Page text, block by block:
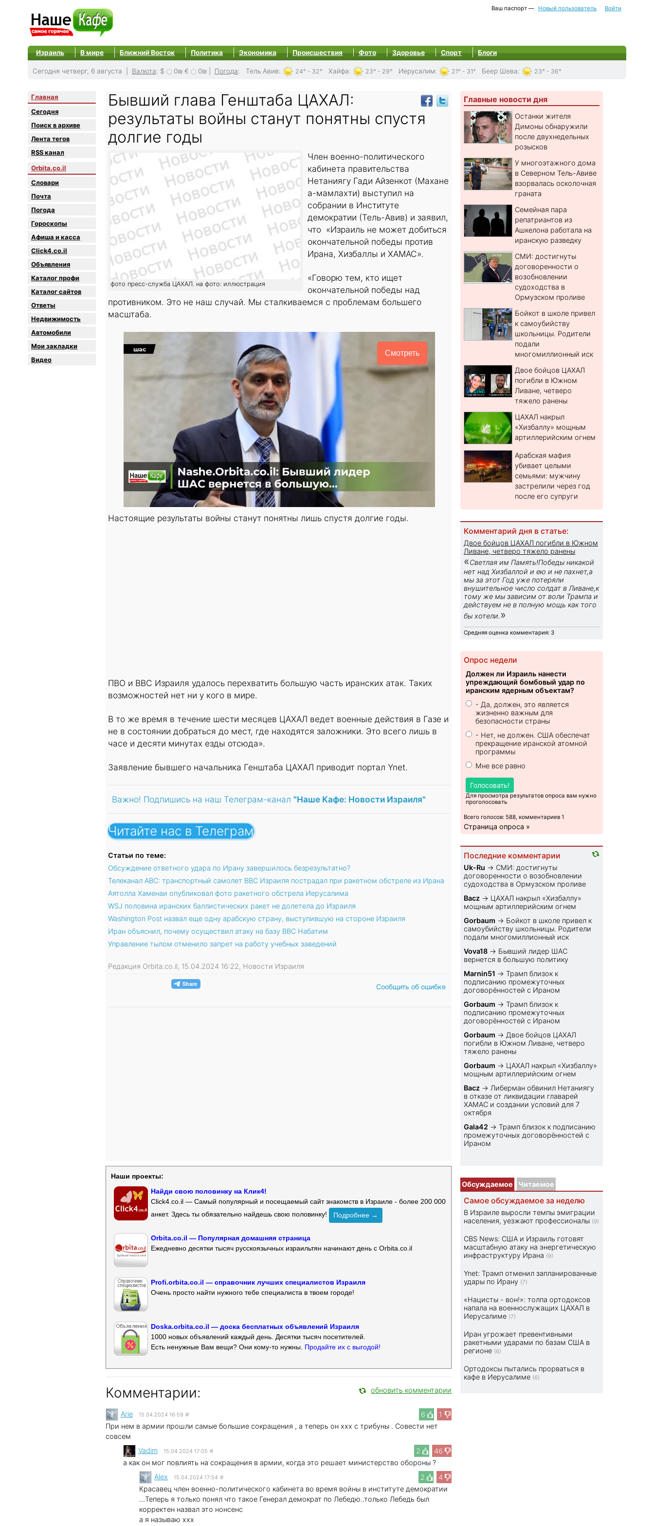
Ваш паспорт — Новый пользователь Войти
Израиль В мире Ближний Восток Политика Экономика Происшествия Фото Здоровье Спорт Блоги
Сегодня четверг, 6 августа | Валюта: $ 0₪ € 0₪ Погода: Тель Авив: 24° - 32° Хайфа: 23° - 29° Иерусалим: 21° - 31° Беер Шева: 23° - 36°
Главная
Сегодня
Поиск в архиве
Лента тегов
RSS канал
Orbita.co.il
Словари
Почта
Погода
Гороскопы
Афиша и касса
Click4.co.il
Объявления
Каталог профи
Каталог сайтов
Oтветы
Недвижимость
Автомобили
Мои закладки
Видео
Бывший глава Генштаба ЦАХАЛ:
результаты войны станут понятны спустя
долгие годы
фото пресс-служба ЦАХАЛ. на фото: иллюстрация
Член военно-политического
кабинета правительства
Нетаниягу Гади Айзенкот (Махане
а-мамлахти) выступил на
собрании в Институте
демократии (Тель-Авив) и заявил,
что «Израиль не может добиться
окончательной победы против
Ирана, Хизбаллы и ХАМАС».
«Говорю тем, кто ищет
окончательной победы над
противником. Это не наш случай. Мы сталкиваемся с проблемам большего
масштаба.
Смотреть
Настоящие результаты войны станут понятны лишь спустя долгие годы.
ПВО и ВВС Израиля удалось перехватить большую часть иранских атак. Таких
возможностей нет ни у кого в мире.
В то же время в течение шести месяцев ЦАХАЛ ведет военные действия в Газе и
не в состоянии добраться до мест, где находятся заложники. Это всего лишь в
часе и десяти минутах езды отсюда».
Заявление бывшего начальника Генштаба ЦАХАЛ приводит портал Ynet.
Важно! Подпишись на наш Телеграм-канал "Наше Кафе: Новости Израиля"
Читайте нас в Телеграм
Статьи по теме:
Обсуждение ответного удара по Ирану завершилось безрезультатно?
Телеканал ABC: транспортный самолет ВВС Израиля пострадал при ракетном обстреле из Ирана
Аятолла Хаменаи опубликовал фото ракетного обстрела Иерусалима
WSJ половина иранских баллистических ракет не долетела до Израиля
Washington Post назвал еще одну арабскую страну, выступившую на стороне Израиля
Иран объяснил, почему осуществил атаку на базу ВВС Набатим
Управление тылом отменило запрет на работу учебных заведений
Редакция Orbita.co.il, 15.04.2024 16:22, Новости Израиля
Сообщить об ошибке
Наши проекты:
Найди свою половинку на Клик4!
Click4.co.il — Самый популярный и посещаемый сайт знакомств в Израиле - более 200 000
анкет. Здесь ты обязательно найдешь свою половинку!
Подробнее →
Orbita.co.il — Популярная домашняя страница
Ежедневно десятки тысяч русскоязычных израильтян начинают день с Orbita.co.il
Profi.orbita.co.il — справочник лучших специалистов Израиля
Очень просто найти нужного тебе специалиста в твоем городе!
Doska.orbita.co.il — доска бесплатных объявлений Израиля
1000 новых объявлений каждый день. Десятки тысяч посетителей.
Есть ненужные Вам вещи? Они кому-то нужны. Продайте их с выгодой!
Комментарии: обновить комментарии
6 1
Arie 15.04.2024 16:59 #
При нем в армии прошли самые большие сокращения , а теперь он xxx с трибуны . Совести нет
совсем
2
46
Vadim 15.04.2024 17:05 #
а как он мог повлиять на сокращения в армии, когда это решает министерство обороны ?
2
4
Alex 15.04.2024 17:54 #
Красавец член военно-политического кабинета во время войны в институте демократии
...Теперь я только понял что такое Генерал демократ по Лебедю..только Лебедь был
корректен назвал это нонсенс
а я называю xxx
Главные новости дня
Останки жителя
Димоны обнаружили
после двухнедельных
розысков
У многоэтажного дома
в Северном Тель-Авиве
взорвалась осколочная
граната
Семейная пара
репатриантов из
Ашкелона работала на
иранскую разведку
СМИ: достигнуты
договоренности о
возобновлении
судоходства в
Ормузском проливе
Бойкот в школе привел
к самоубийству
школьницы. Родители
подали
многомиллионный иск
Двое бойцов ЦАХАЛ
погибли в Южном
Ливане, четверо
тяжело ранены
ЦАХАЛ накрыл
«Хизбаллу» мощным
артиллерийским огнем
Арабская мафия
убивает целыми
семьями: мужчину
застрелили через год
после его супруги
Комментарий дня в статье:
Двое бойцов ЦАХАЛ погибли в Южном
Ливане, четверо тяжело ранены
«Светлая им Память!Победы никакой
нет над Хизбаллой и ею и не пахнет,а
мы за этот Год уже потеряли
внушительное число солдат в Ливане,к
тому же мы зависим от воли Трампа и
действуем не в полную мощь как того
бы хотели. »
Средняя оценка комментария: 3
Опрос недели
Должен ли Израиль нанести
упреждающий бомбовый удар по
иранским ядерным объектам?
- Да, должен, это является
жизненно важным для
безопасности страны
- Нет, не должен. США обеспечат
прекращение иранской атомной
программы
Мне все равно
Голосовать!
Для просмотра результатов опроса вам нужно
проголосовать
Всего голосов: 588, комментариев 1
Страница опроса »
Последние комментарии
Uk-Ru → СМИ: достигнуты
договоренности о возобновлении
судоходства в Ормузском проливе
Bacz → ЦАХАЛ накрыл «Хизбаллу»
мощным артиллерийским огнем
Gorbaum → Бойкот в школе привел к
самоубийству школьницы. Родители
подали многомиллионный иск
Vova18 → Бывший лидер ШАС
вернется в большую политику
Marnin51 →Трамп близок к
подписанию промежуточных
договорённостей с Ираном
Gorbaum →Трамп близок к
подписанию промежуточных
договорённостей с Ираном
Gorbaum → Двое бойцов ЦАХАЛ
погибли в Южном Ливане, четверо
тяжело ранены
Gorbaum → ЦАХАЛ накрыл «Хизбаллу»
мощным артиллерийским огнем
Bacz → Либерман обвинил Нетаниягу
в отказе от ликвидации главарей
ХАМАС и создании условий для 7
октября
Gala42 →Трамп близок к подписанию
промежуточных договорённостей с
Ираном
Обсуждаемое Читаемое
Самое обсуждаемое за неделю
В Израиле выросли темпы эмиграции
населения, уезжают профессионалы (9)
CBS News: США и Израиль готовят
масштабную атаку на энергетическую
инфраструктуру Ирана (9)
Ynet: Трамп отменил запланированные
удары по Ирану (7)
«Нацисты - вон!»: толпа ортодоксов
напала на военнослужащих ЦАХАЛ в
Иерусалиме (7)
Иран угрожает превентивными
ракетными ударами по базам США в
регионе (6)
Ортодоксы пытались прорваться в
кафе в Иерусалиме (6)